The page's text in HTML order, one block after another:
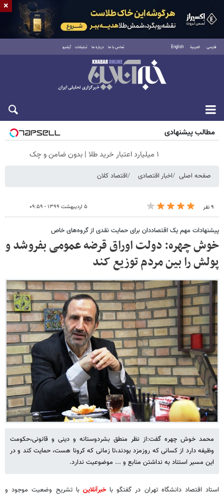
فارسی العربية English تماس با ما درباره ما تبلیغات آرشیو
شنبه ۱۷ مرداد ۱۴۰۵
مطالب پیشنهادی
۱ میلیارد اعتبار خرید طلا | بدون ضامن و چک
صفحه اصلی اخبار اقتصادی اقتصاد کلان
۹ نفر ۵ اردیبهشت ۱۳۹۹ - ۰۹:۵۹
پیشنهادات مهم یک اقتصاددان برای حمایت نقدی از گروه‌های خاص
خوش چهره: دولت اوراق قرضه عمومی بفروشد و
پولش را بین مردم توزیع کند
محمد خوش چهره گفت:از نظر منطق بشردوستانه و دینی و قانونی،حکومت
وظیفه دارد از کسانی که روزمزد بودند،تا زمانی که کرونا هست، حمایت کند و در
این مسیر استناد به نداشتن منابع و ... موضوعیت ندارد.
استاد اقتصاد دانشگاه تهران در گفتگو باخبرآنلاین با تشریح وضعیت موجود و
×